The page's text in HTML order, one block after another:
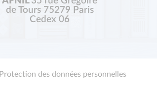
de Tours 75279 Paris
Cedex 06
Protection des données personnelles